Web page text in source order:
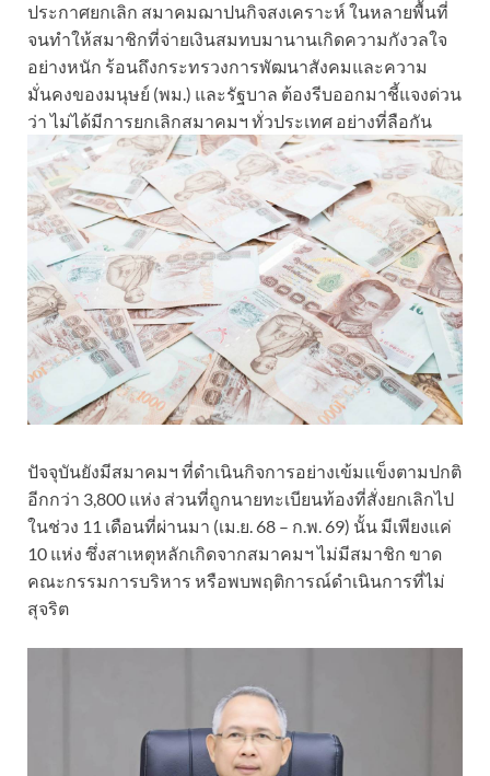
ประกาศยกเลิก สมาคมฌาปนกิจสงเคราะห์ ในหลายพื้นที่
จนทำให้สมาชิกที่จ่ายเงินสมทบมานานเกิดความกังวลใจ
อย่างหนัก ร้อนถึงกระทรวงการพัฒนาสังคมและความ
มั่นคงของมนุษย์ (พม.) และรัฐบาล ต้องรีบออกมาชี้แจงด่วน
ว่า ไม่ได้มีการยกเลิกสมาคมฯ ทั่วประเทศ อย่างที่ลือกัน
ปัจจุบันยังมีสมาคมฯ ที่ดำเนินกิจการอย่างเข้มแข็งตามปกติ
อีกกว่า 3,800 แห่ง ส่วนที่ถูกนายทะเบียนท้องที่สั่งยกเลิกไป
ในช่วง 11 เดือนที่ผ่านมา (เม.ย. 68 – ก.พ. 69) นั้น มีเพียงแค่
10 แห่ง ซึ่งสาเหตุหลักเกิดจากสมาคมฯ ไม่มีสมาชิก ขาด
คณะกรรมการบริหาร หรือพบพฤติการณ์ดำเนินการที่ไม่
สุจริต